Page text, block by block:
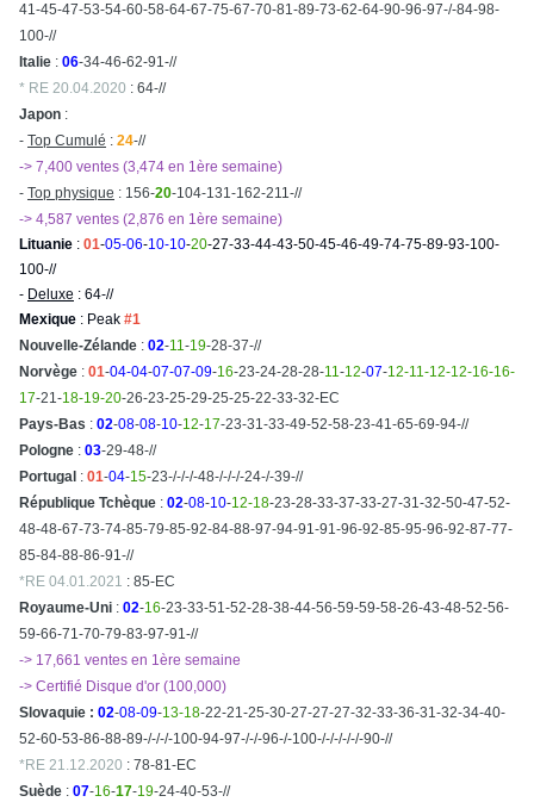
41-45-47-53-54-60-58-64-67-75-67-70-81-89-73-62-64-90-96-97-/-84-98-
100-//
Italie : 06-34-46-62-91-//
* RE 20.04.2020 : 64-//
Japon :
- Top Cumulé : 24-//
-> 7,400 ventes (3,474 en 1ère semaine)
- Top physique : 156-20-104-131-162-211-//
-> 4,587 ventes (2,876 en 1ère semaine)
Lituanie : 01-05-06-10-10-20-27-33-44-43-50-45-46-49-74-75-89-93-100-
100-//
- Deluxe : 64-//
Mexique : Peak #1
Nouvelle-Zélande : 02-11-19-28-37-//
Norvège : 01-04-04-07-07-09-16-23-24-28-28-11-12-07-12-11-12-12-16-16-
17-21-18-19-20-26-23-25-29-25-25-22-33-32-EC
Pays-Bas : 02-08-08-10-12-17-23-31-33-49-52-58-23-41-65-69-94-//
Pologne : 03-29-48-//
Portugal : 01-04-15-23-/-/-/-48-/-/-/-24-/-39-//
République Tchèque : 02-08-10-12-18-23-28-33-37-33-27-31-32-50-47-52-
48-48-67-73-74-85-79-85-92-84-88-97-94-91-91-96-92-85-95-96-92-87-77-
85-84-88-86-91-//
*RE 04.01.2021 : 85-EC
Royaume-Uni : 02-16-23-33-51-52-28-38-44-56-59-59-58-26-43-48-52-56-
59-66-71-70-79-83-97-91-//
-> 17,661 ventes en 1ère semaine
-> Certifié Disque d'or (100,000)
Slovaquie : 02-08-09-13-18-22-21-25-30-27-27-27-32-33-36-31-32-34-40-
52-60-53-86-88-89-/-/-/-100-94-97-/-/-96-/-100-/-/-/-/-/-90-//
*RE 21.12.2020 : 78-81-EC
Suède : 07-16-17-19-24-40-53-//